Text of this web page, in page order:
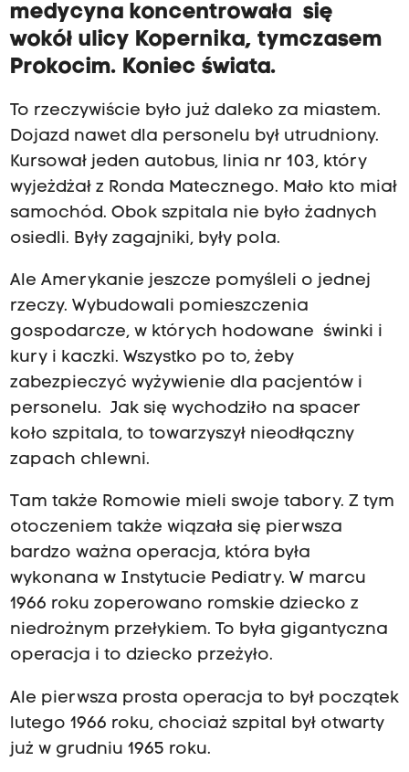
medycyna koncentrowała się
wokół ulicy Kopernika, tymczasem
Prokocim. Koniec świata.
To rzeczywiście było już daleko za miastem.
Dojazd nawet dla personelu był utrudniony.
Kursował jeden autobus, linia nr 103, który
wyjeżdżał z Ronda Matecznego. Mało kto miał
samochód. Obok szpitala nie było żadnych
osiedli. Były zagajniki, były pola.
Ale Amerykanie jeszcze pomyśleli o jednej
rzeczy. Wybudowali pomieszczenia
gospodarcze, w których hodowane świnki i
kury i kaczki. Wszystko po to, żeby
zabezpieczyć wyżywienie dla pacjentów i
personelu. Jak się wychodziło na spacer
koło szpitala, to towarzyszył nieodłączny
zapach chlewni.
Tam także Romowie mieli swoje tabory. Z tym
otoczeniem także wiązała się pierwsza
bardzo ważna operacja, która była
wykonana w Instytucie Pediatry. W marcu
1966 roku zoperowano romskie dziecko z
niedrożnym przełykiem. To była gigantyczna
operacja i to dziecko przeżyło.
Ale pierwsza prosta operacja to był początek
lutego 1966 roku, chociaż szpital był otwarty
już w grudniu 1965 roku.